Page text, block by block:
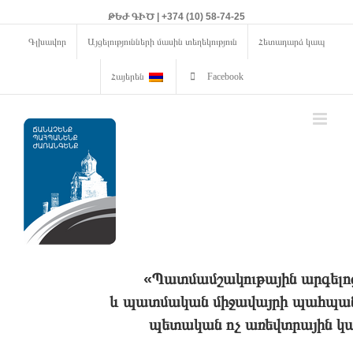
ԹԵԺ ԳԻԾ | +374 (10) 58-74-25
Գլխավոր Այցելությունների մասին տեղեկություն Հետադարձ կապ
Հայերեն Facebook
«Պատմամշակութային
և պատմական միջավայրի
պետական ոչ առեվտրային